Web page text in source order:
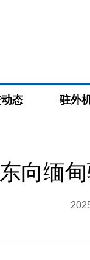
态 驻外
向缅